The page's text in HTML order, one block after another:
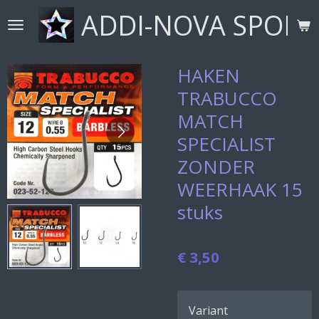
direct
de
hoofdinhoud
ADDI-NOVA
HAKEN
TRABUCCO
MATCH
SPECIALIST
ZONDER
WEERHAAK 15
stuks
€ 3,50
Variant